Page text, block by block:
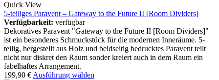
Quick View
5-teiliges Paravent – Gateway to the Future II [Room Dividers]
Verfügbarkeit: verfügbar
Dekoratives Paravent "Gateway to the Future II [Room Dividers]"
ist ein besonderes Schmuckstück für die modernen Inneräume. 5-
teilig, hergestellt aus Holz und beidseitig bedrucktes Paravent teilt
nicht nur diskret den Raum sonder kreiert auch in dem Raum ein
fabelhaftes Arrangement.
199,90 € Ausführung wählen